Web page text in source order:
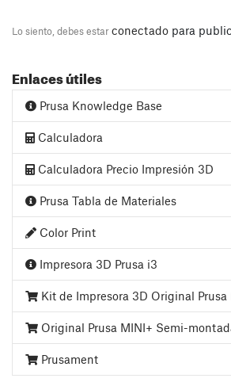
Lo siento, debes estarconectado para
Enlaces útiles
Prusa Knowledge Base
Calculadora
Calculadora Precio Impresión 3D
Prusa Tabla de Materiales
Color Print
Impresora 3D Prusa i3
Kit de Impresora 3D Original Prusa
Original Prusa MINI+ Semi-
Prusament